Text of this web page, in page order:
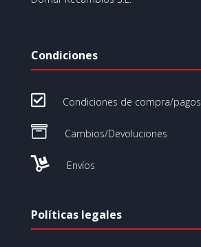
Condiciones
 Condiciones de compra/pagos
 Cambios/Devoluciones
 Envíos
Políticas legales